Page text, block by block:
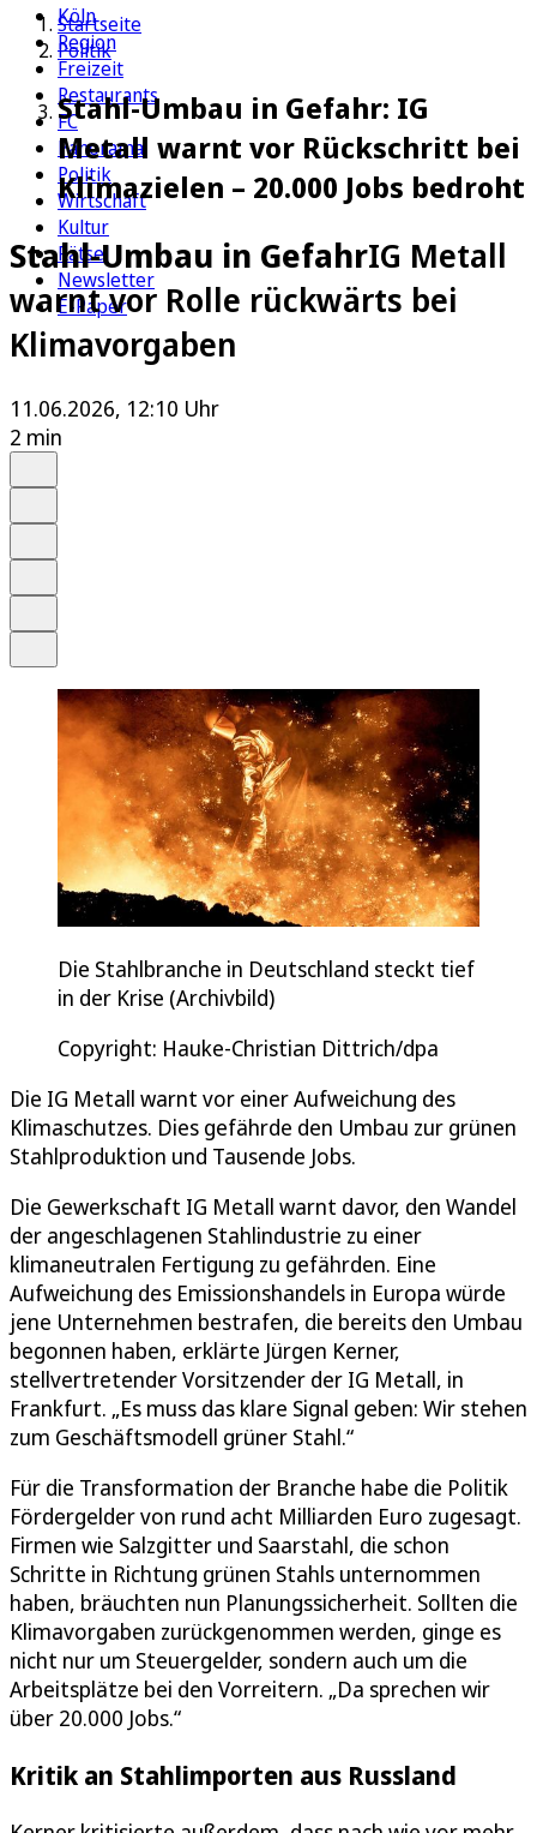
Köln
Region
Freizeit
Restaurants
FC
Panorama
Politik
Wirtschaft
Kultur
Rätsel
Newsletter
E-Paper
Startseite
Politik
Stahl-Umbau in Gefahr: IG
Metall warnt vor Rückschritt bei
Klimazielen – 20.000 Jobs bedroht
Stahl-Umbau in GefahrIG Metall
warnt vor Rolle rückwärts bei
Klimavorgaben
11.06.2026, 12:10 Uhr
2 min
Die Stahlbranche in Deutschland steckt tief
in der Krise (Archivbild)
Copyright: Hauke-Christian Dittrich/dpa
Die IG Metall warnt vor einer Aufweichung des
Klimaschutzes. Dies gefährde den Umbau zur grünen
Stahlproduktion und Tausende Jobs.
Die Gewerkschaft IG Metall warnt davor, den Wandel
der angeschlagenen Stahlindustrie zu einer
klimaneutralen Fertigung zu gefährden. Eine
Aufweichung des Emissionshandels in Europa würde
jene Unternehmen bestrafen, die bereits den Umbau
begonnen haben, erklärte Jürgen Kerner,
stellvertretender Vorsitzender der IG Metall, in
Frankfurt. „Es muss das klare Signal geben: Wir stehen
zum Geschäftsmodell grüner Stahl.“
Für die Transformation der Branche habe die Politik
Fördergelder von rund acht Milliarden Euro zugesagt.
Firmen wie Salzgitter und Saarstahl, die schon
Schritte in Richtung grünen Stahls unternommen
haben, bräuchten nun Planungssicherheit. Sollten die
Klimavorgaben zurückgenommen werden, ginge es
nicht nur um Steuergelder, sondern auch um die
Arbeitsplätze bei den Vorreitern. „Da sprechen wir
über 20.000 Jobs.“
Kritik an Stahlimporten aus Russland